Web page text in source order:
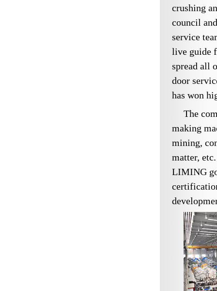
crushing
council
service
live guide
spread all
door
has won
The
making
mining,
matter,
LIMING